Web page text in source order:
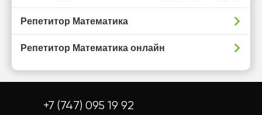
Репетитор Математика
Репетитор Математика онлайн
+7 (747) 095 19 92